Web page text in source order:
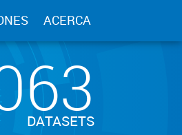
ACERCA
DATASETS